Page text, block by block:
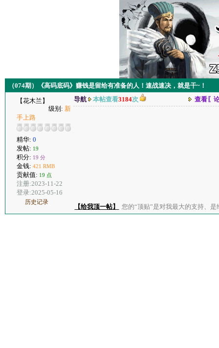
（074期）《高码底码》赚钱是留给有准备的人！速战速决，就是干~！
【花木兰】
级别: 新
手上路
精华: 0
发帖: 19
积分: 19 分
金钱: 421 RMB
贡献值: 19 点
注册:2023-11-22
登录:2025-05-16
历史记录
导航 本帖查看3184次 查看〖
【给我顶一帖】 您的“顶贴”是对我最大的支持、